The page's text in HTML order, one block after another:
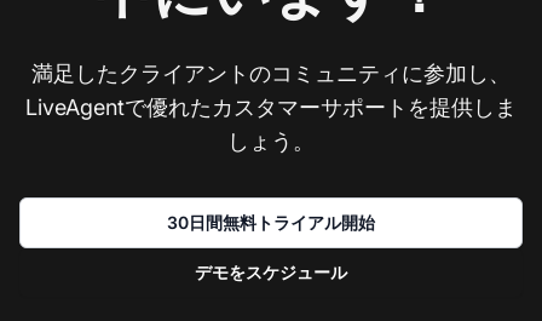
満足したクライアントのコミュニティに参加し、
LiveAgentで優れたカスタマーサポートを提供しま
しょう。
30日間無料トライアル開始
デモをスケジュール